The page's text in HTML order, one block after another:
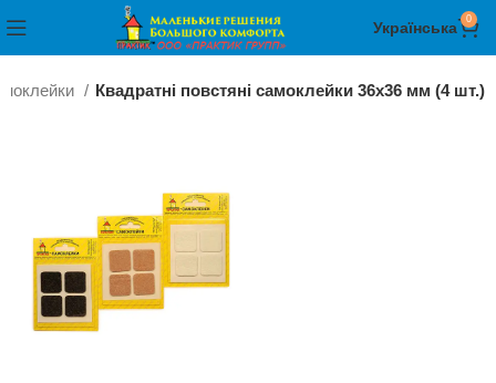
Українська 0
Квадратні повстяні самоклейки 36х36 мм (4 шт.)